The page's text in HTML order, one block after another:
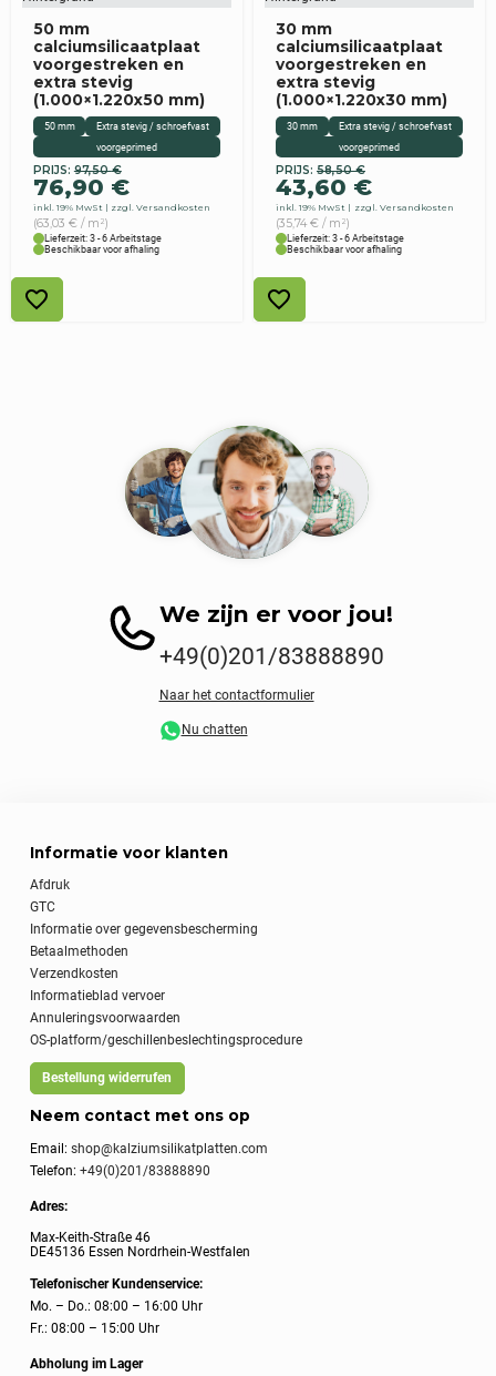
50 mm
Extra stevig / schroefvast
voorgeprimed
50 mm
calciumsilicaatplaat
voorgestreken en
extra stevig
(1.000×1.220x50 mm)
PRIJS: 97,50€
Originele
prijs
was:
97,50
76,90 €
Aktueller
Preis
ist:
76,90 €.
inkl. 19% MwSt zzgl. Versandkosten
(63,03 € / m²)
Lieferzeit: 3 - 6 Arbeitstage
Beschikbaar voor afhaling
30 mm
Extra stevig / schroefvast
voorgeprimed
30 mm
calciumsilicaatplaat
voorgestreken en
extra stevig
(1.000×1.220x30 mm)
PRIJS: 58,50€
Originele
prijs
was:
58,50
43,60 €
Aktueller
Preis
ist:
43,60 €.
inkl. 19% MwSt zzgl. Versandkosten
(35,74 € / m²)
Lieferzeit: 3 - 6 Arbeitstage
Beschikbaar voor afhaling
We zijn er voor jou!
+49(0)201/83888890
Naar het contactformulier
Nu chatten
Informatie voor klanten
Afdruk
GTC
Informatie over gegevensbescherming
Betaalmethoden
Verzendkosten
Informatieblad vervoer
Annuleringsvoorwaarden
OS-platform/geschillenbeslechtingsprocedure
Bestellung widerrufen
Neem contact met ons op
Email:shop@kalziumsilikatplatten.com
Telefon:+49(0)201/83888890
Adres:
Max-Keith-Straße 46
DE45136 Essen Nordrhein-Westfalen
Telefonischer Kundenservice:
Mo. – Do.: 08:00 – 16:00 Uhr
Fr.: 08:00 – 15:00 Uhr
Abholung im Lager